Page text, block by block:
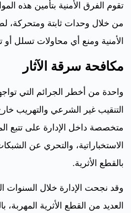
تقوم الفرق الأمنية بتأمين هذه
من خلال وحدات ثابتة ومتحركة،
الأمنية ومنع أي محاولات تسلل
مكافحة سرقة الآثار
واحدة من أخطر الجرائم التي
التنقيب غير الشرعي والتهريب
متخصصة داخل الإدارة على تتبع
الاستخباراتية، والتحري عن
بالقطع الأثرية.
وقد نجحت الإدارة خلال السنوات
العديد من القطع الأثرية المهربة،